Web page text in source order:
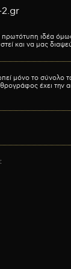
2.gr
ιδέα
και να μας
μόνο το σύνολο
έχει την